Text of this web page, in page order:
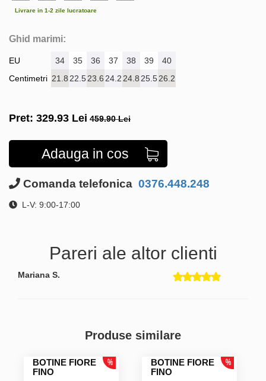
Livrare in 1-2 zile lucratoare
Ghid marimi:
EU
Centimetri
34 35 36 37 38 39
40
21.8 22.523.6 24.2 24.8 25.526.2
Pret: 329.93 Lei 459.90 Lei
Adauga in cos
Comanda telefonica 0376.448.248
L-V: 9:00-17:00
Pareri ale altor clienti
Mariana S.
Produse similare
BOTINE FIORE
FINO
BOTINE FIORE
FINO